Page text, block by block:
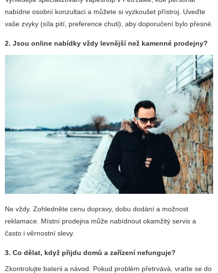
nabídne osobní konzultaci a můžete si vyzkoušet přístroj. Uveďte
vaše zvyky (síla pití, preference chuti), aby doporučení bylo přesné.
2. Jsou online nabídky vždy levnější než kamenné prodejny?
Ne vždy. Zohledněte cenu dopravy, dobu dodání a možnost
reklamace. Místní prodejna může nabídnout okamžitý servis a
často i věrnostní slevy.
3. Co dělat, když přijdu domů a zařízení nefunguje?
Zkontrolujte baterii a návod. Pokud problém přetrvává, vraťte se do